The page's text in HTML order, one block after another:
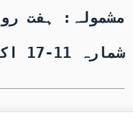
مشمولہ: ہفت
شمارہ 11-17 اکتوبر، 2020